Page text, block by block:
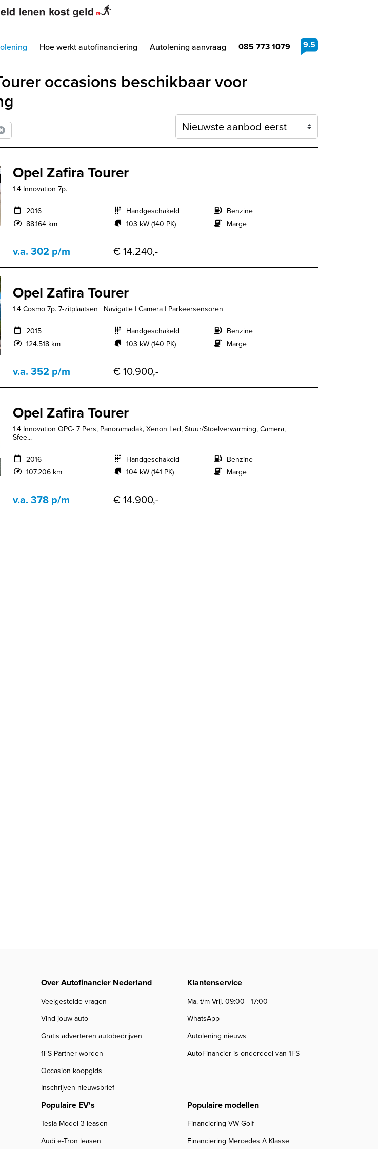
9.5
Hoe werkt autofinanciering Autolening aanvraag 085 773 1079
occasions beschikbaar voor
Sortering
Opel Zafira Tourer
1.4 Innovation 7p.
2016
88.164 km
Handgeschakeld
103 kW (140 PK)
Benzine
Marge
v.a. 302 p/m € 14.240,-
Opel Zafira Tourer
1.4 Cosmo 7p. 7-zitplaatsen | Navigatie | Camera | Parkeersensoren |
2015
124.518 km
Handgeschakeld
103 kW (140 PK)
Benzine
Marge
v.a. 352 p/m € 10.900,-
Opel Zafira Tourer
1.4 Innovation OPC- 7 Pers, Panoramadak, Xenon Led, Stuur/Stoelverwarming, Camera,
Sfee...
2016
107.206 km
Handgeschakeld
104 kW (141 PK)
Benzine
Marge
v.a. 378 p/m € 14.900,-
Over Autofinancier Nederland
Veelgestelde vragen
Vind jouw auto
Gratis adverteren autobedrijven
1FS Partner worden
Occasion koopgids
Inschrijven nieuwsbrief
Klantenservice
Ma. t/m Vrij. 09:00 - 17:00
WhatsApp
Autolening nieuws
AutoFinancier is onderdeel van 1FS
Populaire EV's
Tesla Model 3 leasen
Audi e-Tron leasen
Populaire modellen
Financiering VW Golf
Financiering Mercedes A Klasse